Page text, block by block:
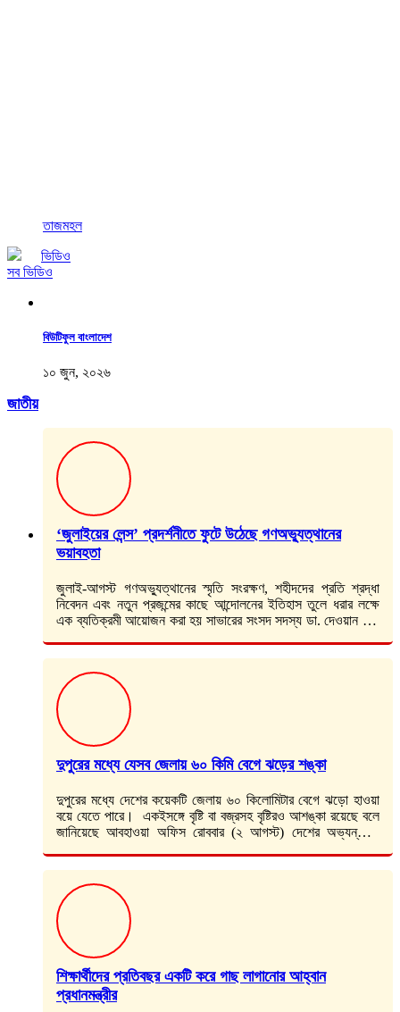
তাজমহল
ভিডিও
সব ভিডিও
বিউটিফুল বাংলাদেশ
১০ জুন, ২০২৬
জাতীয়
‘জুলাইয়ের লেন্স’ প্রদর্শনীতে ফুটে উঠেছে গণঅভ্যুত্থানের
ভয়াবহতা
জুলাই-আগস্ট গণঅভ্যুত্থানের স্মৃতি সংরক্ষণ, শহীদদের প্রতি শ্রদ্ধা
নিবেদন এবং নতুন প্রজন্মের কাছে আন্দোলনের ইতিহাস তুলে ধরার লক্ষে
এক ব্যতিক্রমী আয়োজন করা হয় সাভারের সংসদ সদস্য ডা. দেওয়ান মো.
দুপুরের মধ্যে যেসব জেলায় ৬০ কিমি বেগে ঝড়ের শঙ্কা
দুপুরের মধ্যে দেশের কয়েকটি জেলায় ৬০ কিলোমিটার বেগে ঝড়ো হাওয়া
বয়ে যেতে পারে। একইসঙ্গে বৃষ্টি বা বজ্রসহ বৃষ্টিরও আশঙ্কা রয়েছে বলে
জানিয়েছে আবহাওয়া অফিস রোববার (২ আগস্ট) দেশের অভ্যন্তরীণ
শিক্ষার্থীদের প্রতিবছর একটি করে গাছ লাগানোর আহ্বান
প্রধানমন্ত্রীর